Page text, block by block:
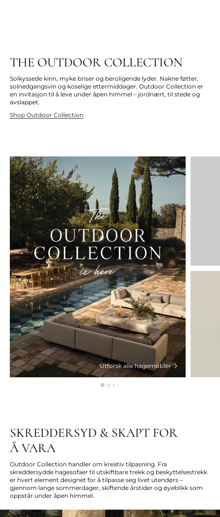
THE OUTDOOR COLLECTION
Solkyssede kinn, myke briser og beroligende lyder. Nakne føtter,
solnedgangsvin og koselige ettermiddager. Outdoor Collection er
en invitasjon til å leve under åpen himmel – jordnært, til stede og
avslappet.
Shop Outdoor Collection
Utforsk alle hagemøbler
SKREDDERSYD & SKAPT FOR
Å VARA
Outdoor Collection handler om kreativ tilpasning. Fra
skreddersydde hagesofaer til utskiftbare trekk og beskyttelsestrekk
er hvert element designet for å tilpasse seg livet utendørs –
gjennom lange sommerdager, skiftende årstider og øyeblikk som
oppstår under åpen himmel.